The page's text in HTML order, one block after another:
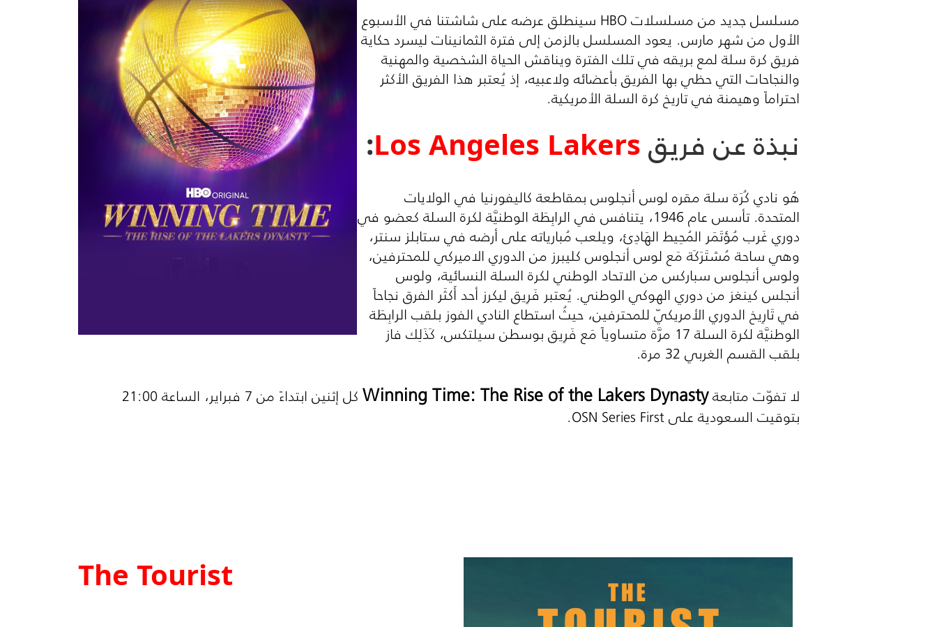
مسلسل جديد من مسلسلاتHBO سينطلق عرضه على شاشتنا في الأسبوع
الأول من شهر مارس. يعود المسلسل بالزمن إلى فترة الثمانينات ليسرد حكاية
فريق كرة سلة لمع بريقه في تلك الفترة ويناقش الحياة الشخصية والمهنية
والنجاحات التي حظي بها الفريق بأعضائه ولاعبيه، إذ يُعتبر هذا الفريق الأكثر
احتراماً وهيمنة في تاريخ كرة السلة الأمريكية.
نبذة عن فريقLos Angeles Lakers
:
هُو نادي كُرَة سلة مقره لوس أنجلوس بمقاطعة كاليفورنيا في الولايات
المتحدة. تأسس عام 1946، يتنافس في الرابِطَة الوطنيَّة لكرة السلة كعضو في
دوري غَرب مُؤتَمَر المُحِيط الهَادِئ، ويلعب مُبارياته على أرضه في ستابلز سنتر،
وهي ساحة مُشتَرَكَة مَع لوس أنجلوس كليبرز من الدوري الاميركي للمحترفين،
ولوس أنجلوس سباركس من الاتحاد الوطني لكرة السلة النسائية، ولوس
أنجلس كينغز من دوري الهوكي الوطني. يُعتبر فَرِيق ليكرز أحد أَكثَر الفرق نجاحاً
في تَارِيخ الدوري الأمريكيّ للمحترفين، حيثُ استطاع النادي الفوز بلقب الرابِطَة
الوطنيَّة لكرة السلة 17 مرَّة متساوياً مَع فَرِيق بوسطن سيلتكس، كَذَلِك فاز
بلقب القسم الغربي 32 مرة.
لا تفوّت متابعةWinning Time: The Rise of the Lakers Dynasty كل إثنين ابتداءً من 7 فبراير، الساعة 21:00
بتوقيت السعودية علىOSN Series First
.
The Tourist